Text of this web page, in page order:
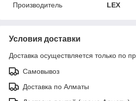
Производитель
LEX
Условия доставки
Доставка осуществляется только по
Самовывоз
Доставка по Алматы